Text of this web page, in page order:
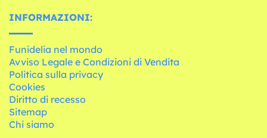
INFORMAZIONI:
Funidelia nel mondo
Avviso Legale e Condizioni di Vendita
Politica sulla privacy
Cookies
Diritto di recesso
Sitemap
Chi siamo